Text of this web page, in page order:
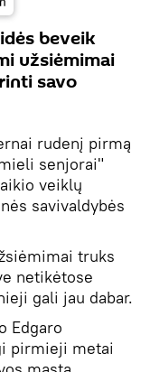
beveik
užsiėmimai
savo
rudenį pirmą
senjorai"
veiklų
savivaldybės
truks
netikėtose
gali jau dabar.
Edgaro
pirmieji metai